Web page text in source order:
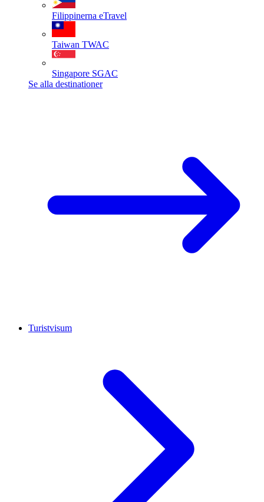
Filippinerna eTravel
Taiwan TWAC
Singapore SGAC
Se alla destinationer
Turistvisum